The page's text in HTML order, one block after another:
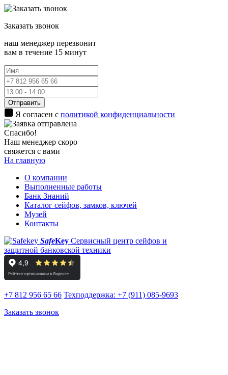
Заказать звонок
наш менеджер перезвонит
вам в течение 15 минут
Отправить
Я согласен с политикой конфиденциальности
Спасибо!
Наш менеджер скоро
свяжется с вами
На главную
О компании
Выполненные работы
Банк Знаний
Каталог сейфов, замков, ключей
Музей
Контакты
SafeKey Сервисный центр сейфов и
защитной банковской техники
+7 812 956 65 66 Техподдержка: +7 (911) 085-9693
Заказать звонок